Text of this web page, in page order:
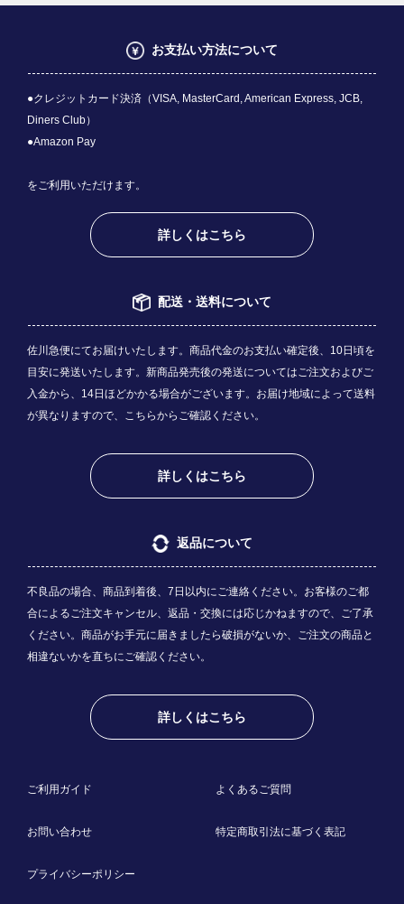
お支払い方法について
●クレジットカード決済（VISA, MasterCard, American Express, JCB,
Diners Club）
●Amazon Pay
をご利用いただけます。
詳しくはこちら
配送・送料について
佐川急便にてお届けいたします。商品代金のお支払い確定後、10日頃を
目安に発送いたします。新商品発売後の発送についてはご注文およびご
入金から、14日ほどかかる場合がございます。お届け地域によって送料
が異なりますので、 こちらからご確認ください。
詳しくはこちら
返品について
不良品の場合、商品到着後、7日以内にご連絡ください。お客様のご都
合によるご注文キャンセル、返品・交換には応じかねますので、ご了承
ください。商品がお手元に届きましたら破損がないか、ご注文の商品と
相違ないかを直ちにご確認ください。
詳しくはこちら
ご利用ガイド よくあるご質問
お問い合わせ 特定商取引法に基づく表記
プライバシーポリシー